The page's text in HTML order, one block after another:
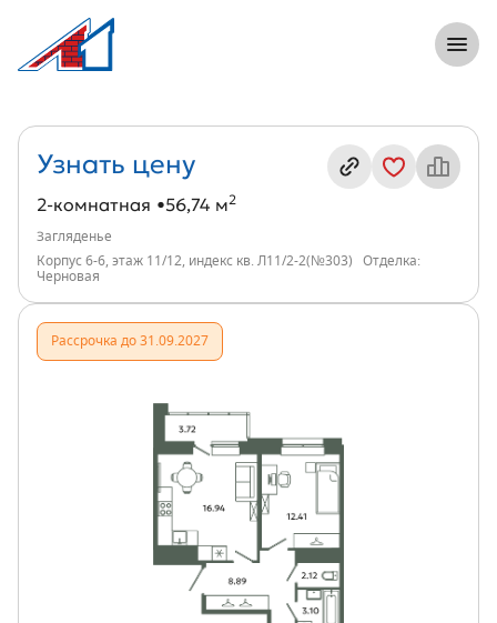
2-комнатная, 57 м², ЖК Загляденье,
Информация о квартире
Узнать цену
2-комнатная 56,74 м2
Загляденье
Корпус 6-6, этаж 11/12, индекс кв. Л11/2-2(№303)
Отделка:
Черновая
Рассрочка до 31.09.2027